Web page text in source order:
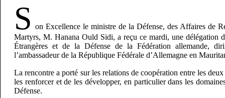
S
on Excellence le ministre de la Défense, des Affaires de
Martyrs, M. Hanana Ould Sidi, a reçu ce mardi, une délégation
Étrangères et de la Défense de la Fédération allemande,
l’ambassadeur de la République Fédérale d’Allemagne en
La rencontre a porté sur les relations de coopération entre les
les renforcer et de les développer, en particulier dans les
Défense.